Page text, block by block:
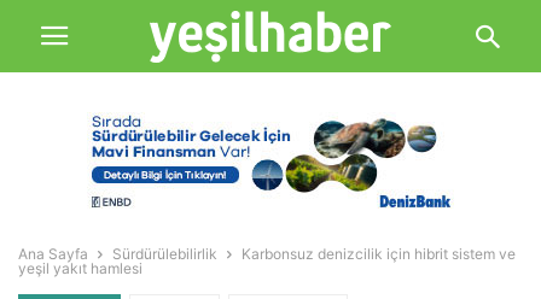
Ana Sayfa Sürdürülebilirlik
Karbonsuz denizcilik için hibrit sistem ve
yeşil yakıt hamlesi